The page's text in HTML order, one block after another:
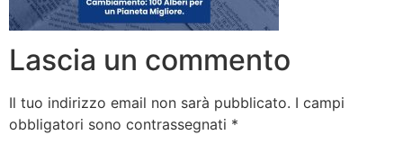
Lascia un commento
Il tuo indirizzo email non sarà pubblicato. I campi
obbligatori sono contrassegnati *